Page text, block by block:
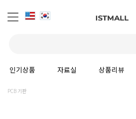
인기상품 자료실 상품리뷰
PCB 기판